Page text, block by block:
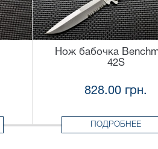
Нож бабочка
42S
828.00 грн.
ПОДРОБНЕЕ